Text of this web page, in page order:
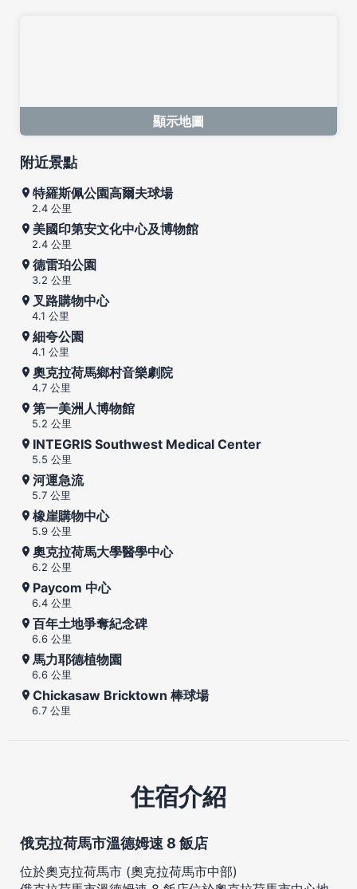
顯示地圖
附近景點
特羅斯佩公園高爾夫球場
2.4 公里
美國印第安文化中心及博物館
2.4 公里
德雷珀公園
3.2 公里
叉路購物中心
4.1 公里
細夸公園
4.1 公里
奧克拉荷馬鄉村音樂劇院
4.7 公里
第一美洲人博物館
5.2 公里
INTEGRIS Southwest Medical Center
5.5 公里
河運急流
5.7 公里
橡崖購物中心
5.9 公里
奧克拉荷馬大學醫學中心
6.2 公里
Paycom 中心
6.4 公里
百年土地爭奪紀念碑
6.6 公里
馬力耶德植物園
6.6 公里
Chickasaw Bricktown 棒球場
6.7 公里
住宿介紹
俄克拉荷馬市溫德姆速 8 飯店
位於奧克拉荷馬市 (奧克拉荷馬市中部)